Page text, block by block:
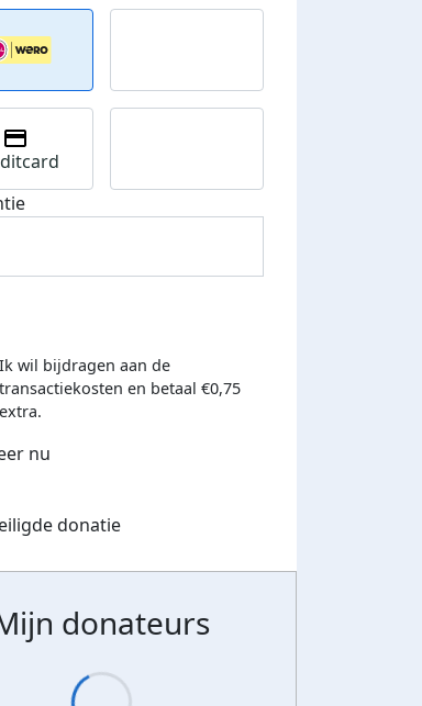
Donateurs bedankt
Ik wil bijdragen aan de
transactiekosten en betaal €0,75
extra.
nu
donateurs